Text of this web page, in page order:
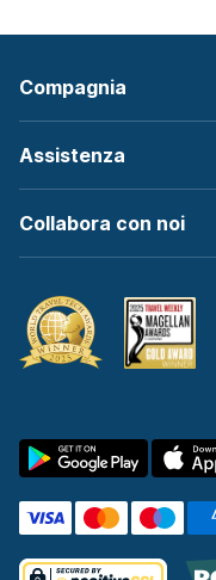
Compagnia
Assistenza
Collabora con noi